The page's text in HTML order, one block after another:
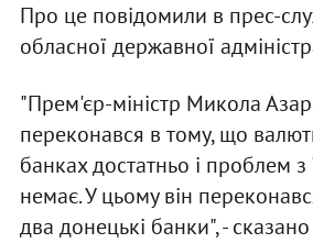
Про це повідомили в прес-
обласної державної
"Прем'єр-міністр Микола
переконався в тому, що
банках достатньо і проблем з
немає. У цьому він
два донецькі банки", -